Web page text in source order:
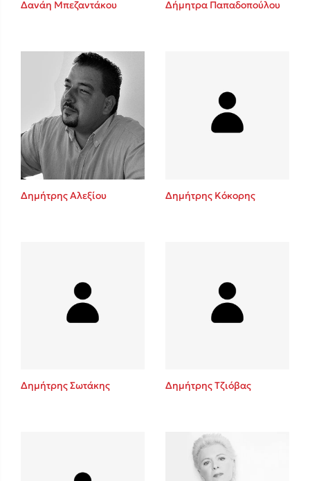
Sebastian Fitzek
Playlist
Ιωάννης Γλωσσόπουλος
Δανάη Μπεζαντάκου Δήμητρα Παπαδοπούλου
Δημήτρης Αλεξίου Δημήτρης Κόκορης
Δημήτρης Σωτάκης Δημήτρης Τζιόβας